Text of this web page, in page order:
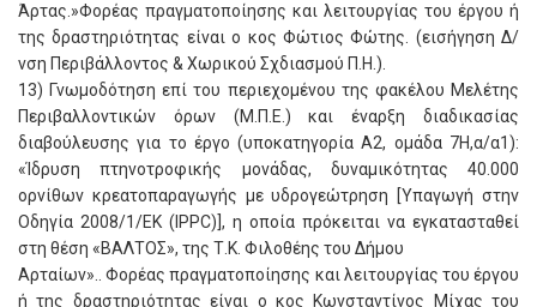
Άρτας.»Φορέας πραγματοποίησης και λειτουργίας του έργου ή
της δραστηριότητας είναι ο κος Φώτιος Φώτης. (εισήγηση Δ/
νση Περιβάλλοντος & Χωρικού Σχδιασμού Π.Η.).
13) Γνωμοδότηση επί του περιεχομένου της φακέλου Μελέτης
Περιβαλλοντικών όρων (Μ.Π.Ε.) και έναρξη διαδικασίας
διαβούλευσης για το έργο (υποκατηγορία Α2, ομάδα 7Η,α/α1):
«Ίδρυση πτηνοτροφικής μονάδας, δυναμικότητας 40.000
ορνίθων κρεατοπαραγωγής με υδρογεώτρηση [Υπαγωγή στην
Οδηγία 2008/1/ΕΚ (IPPC)], η οποία πρόκειται να εγκατασταθεί
στη θέση «ΒΑΛΤΟΣ», της Τ.Κ. Φιλοθέης του Δήμου
Αρταίων».. Φορέας πραγματοποίησης και λειτουργίας του έργου
ή της δραστηριότητας είναι ο κος Κωνσταντίνος Μίχας του